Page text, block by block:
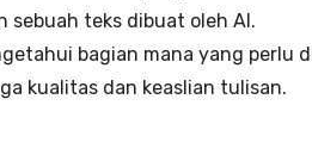
sebuah teks dibuat oleh AI.
bagian mana yang perlu
kualitas dan keaslian tulisan.